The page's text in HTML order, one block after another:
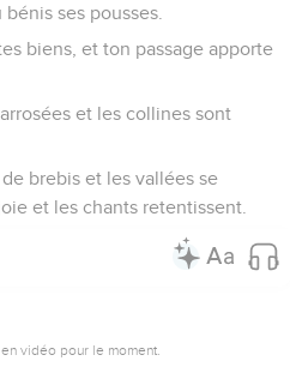
ses pousses.
biens, et ton passage apporte
et les collines sont
brebis et les vallées se
et les chants retentissent.
vidéo pour le moment.